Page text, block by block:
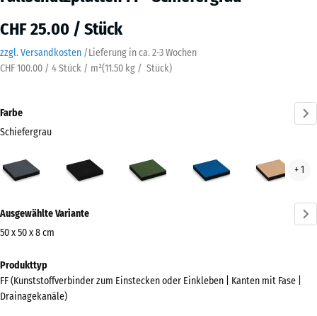
CHF 25.00 / Stück
zzgl. Versandkosten /Lieferung in ca. 2-3 Wochen
CHF 100.00 / 4 Stück / m²(11.50 kg / Stück)
Farbe
Schiefergrau
Schiefergrau
(active)
Himmelblau
+ 1
Informationen
zu
Farben?
Farbpalette
Ausgewählte Variante
50 x 50 x 8 cm
Abmessungen
für
den
Produkttyp
FF (Kunststoffverbinder zum Einstecken oder Einkleben | Kanten mit Fase |
Drainagekanäle)